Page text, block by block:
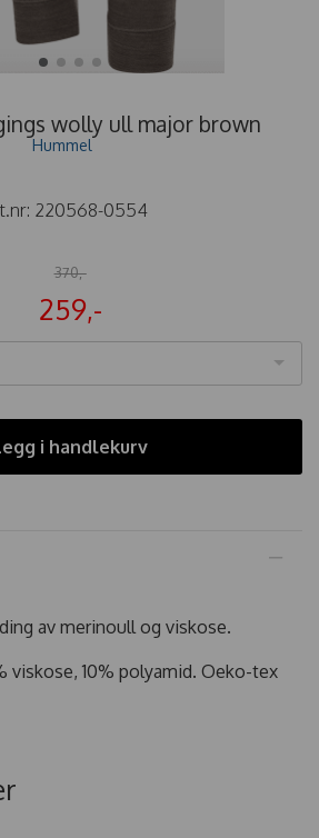
wolly ull major brown
Hummel
220568-0554
370,-
259,-
i handlekurv
av merinoull og viskose.
viskose, 10% polyamid. Oeko-tex